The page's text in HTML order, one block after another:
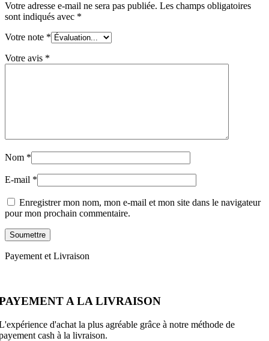
Votre adresse e-mail ne sera pas publiée. Les champs obligatoires
sont indiqués avec *
Votre note *
Votre avis *
Nom *
E-mail *
Enregistrer mon nom, mon e-mail et mon site dans le navigateur
pour mon prochain commentaire.
Payement et Livraison
A LA LIVRAISON
d'achat la plus agréable grâce à notre méthode de
cash à la livraison.